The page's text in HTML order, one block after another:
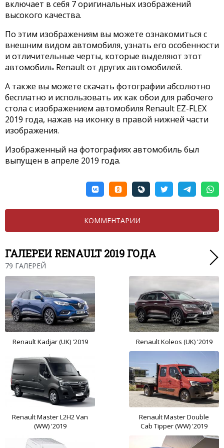
включает в себя 7 оригинальных изображений
высокого качества.
По этим изображениям вы можете ознакомиться с
внешним видом автомобиля, узнать его особенности
и отличительные черты, которые выделяют этот
автомобиль Renault от других автомобилей.
А также вы можете скачать фотографии абсолютно
бесплатно и использовать их как обои для рабочего
стола с изображением автомобиля Renault EZ-FLEX
2019 года, нажав на иконку в правой нижней части
изображения.
Изображенный на фотографиях автомобиль был
выпущен в апреле 2019 года.
КОММЕНТАРИИ
ГАЛЕРЕИ RENAULT 2019 ГОДА
79 ГАЛЕРЕЙ
Renault Kadjar (UK) '2019 Renault Koleos (UK) '2019
Renault Master L2H2 Van
(WW) '2019
Renault Master Double
Cab Tipper (WW) '2019